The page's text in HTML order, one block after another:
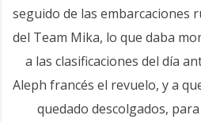
seguido de las embarcaciones
del Team Mika, lo que daba
a las clasificaciones del día
Aleph francés el revuelo, y a
quedado descolgados,